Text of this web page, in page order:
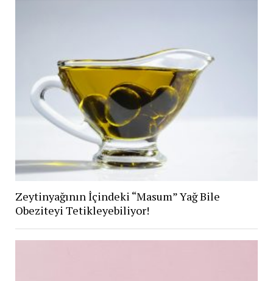
Zeytinyağının İçindeki “Masum” Yağ Bile
Obeziteyi Tetikleyebiliyor!